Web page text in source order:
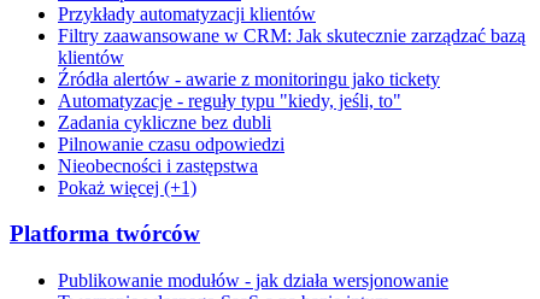
Przykłady automatyzacji klientów
Filtry zaawansowane w CRM: Jak skutecznie zarządzać bazą
klientów
Źródła alertów - awarie z monitoringu jako tickety
Automatyzacje - reguły typu "kiedy, jeśli, to"
Zadania cykliczne bez dubli
Pilnowanie czasu odpowiedzi
Nieobecności i zastępstwa
Pokaż więcej (+1)
Platforma twórców
Publikowanie modułów - jak działa wersjonowanie